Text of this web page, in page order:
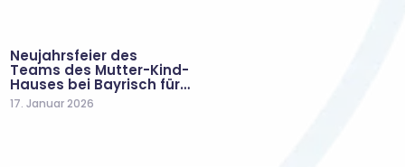
Neujahrsfeier des
Teams des Mutter-Kind-
Hauses bei Bayrisch für…
17. Januar 2026